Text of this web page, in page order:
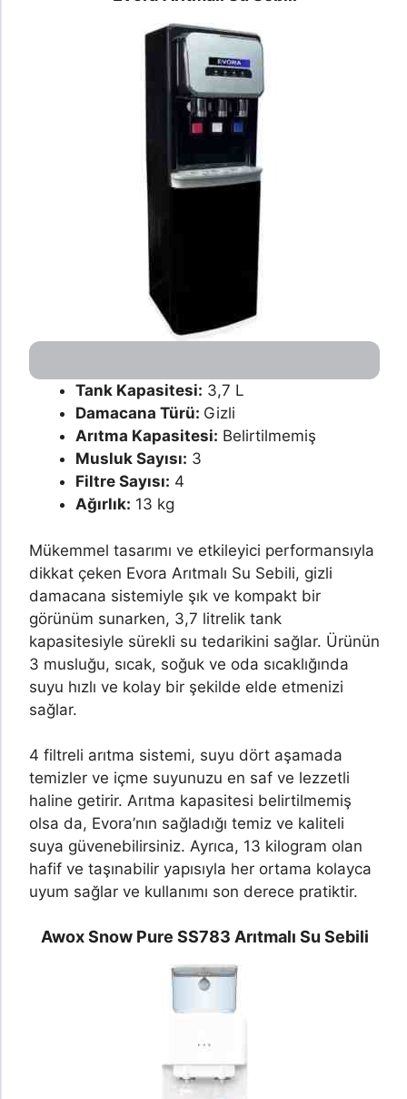
Tank Kapasitesi: 3,7 L
Damacana Türü: Gizli
Arıtma Kapasitesi: Belirtilmemiş
Musluk Sayısı: 3
Filtre Sayısı: 4
Ağırlık: 13 kg
Mükemmel tasarımı ve etkileyici performansıyla
dikkat çeken Evora Arıtmalı Su Sebili, gizli
damacana sistemiyle şık ve kompakt bir
görünüm sunarken, 3,7 litrelik tank
kapasitesiyle sürekli su tedarikini sağlar. Ürünün
3 musluğu, sıcak, soğuk ve oda sıcaklığında
suyu hızlı ve kolay bir şekilde elde etmenizi
sağlar.
4 filtreli arıtma sistemi, suyu dört aşamada
temizler ve içme suyunuzu en saf ve lezzetli
haline getirir. Arıtma kapasitesi belirtilmemiş
olsa da, Evora’nın sağladığı temiz ve kaliteli
suya güvenebilirsiniz. Ayrıca, 13 kilogram olan
hafif ve taşınabilir yapısıyla her ortama kolayca
uyum sağlar ve kullanımı son derece pratiktir.
Awox Snow Pure SS783 Arıtmalı Su Sebili